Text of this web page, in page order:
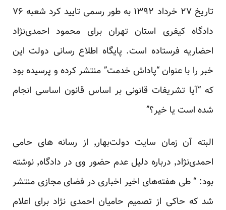
تاریخ ۲۷ خرداد ۱۳۹۲ به طور رسمی تایید کرد شعبه ۷۶
دادگاه کیفری استان تهران برای محمود احمدی‌نژاد
احضاریه فرستاده است. پایگاه اطلاع رسانی دولت این
خبر را با عنوان “پاداش ‌خدمت” منتشر کرده و پرسیده بود
که “آیا تشریفات قانونی بر اساس قانون اساسی انجام
شده است یا خیر؟”
البته آن زمان سایت دولت‌بهار٬ از رسانه های حامی
احمدی‌نژاد٬ درباره دلیل عدم حضور وی در دادگاه٬ نوشته
بود: “ طی هفته‌های اخیر اخباری در فضای مجازی منتشر
شد که حاکی از تصمیم حامیان احمدی نژاد برای اعلام